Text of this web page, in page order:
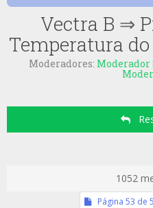
Vectra B ⇒
Temperatura
Moderadores:
1052
Página 53 de